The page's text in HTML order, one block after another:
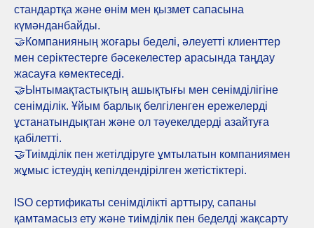
стандартқа және өнім мен қызмет сапасына
күмәнданбайды.
🤝Компанияның жоғары беделі, әлеуетті клиенттер
мен серіктестерге бәсекелестер арасында таңдау
жасауға көмектеседі.
🤝Ынтымақтастықтың ашықтығы мен сенімділігіне
сенімділік. Ұйым барлық белгіленген ережелерді
ұстанатындықтан және ол тәуекелдерді азайтуға
қабілетті.
🤝Тиімділік пен жетілдіруге ұмтылатын компаниямен
жұмыс істеудің кепілдендірілген жетістіктері.
ISO сертификаты сенімділікті арттыру, сапаны
қамтамасыз ету және тиімділік пен беделді жақсарту